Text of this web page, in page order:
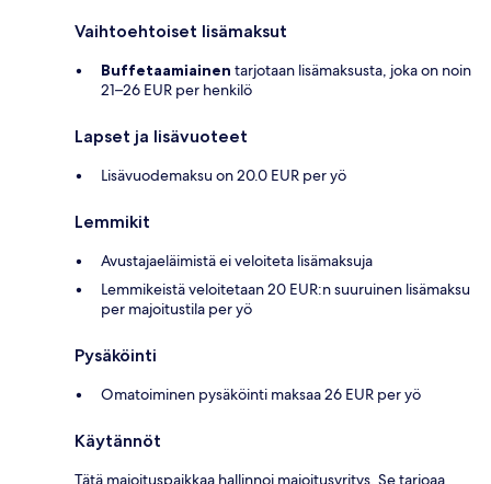
Vaihtoehtoiset lisämaksut
Buffetaamiainen tarjotaan lisämaksusta, joka on noin
21–26 EUR per henkilö
Lapset ja lisävuoteet
Lisävuodemaksu on 20.0 EUR per yö
Lemmikit
Avustajaeläimistä ei veloiteta lisämaksuja
Lemmikeistä veloitetaan 20 EUR:n suuruinen lisämaksu
per majoitustila per yö
Pysäköinti
Omatoiminen pysäköinti maksaa 26 EUR per yö
Käytännöt
Tätä majoituspaikkaa hallinnoi majoitusyritys. Se tarjoaa